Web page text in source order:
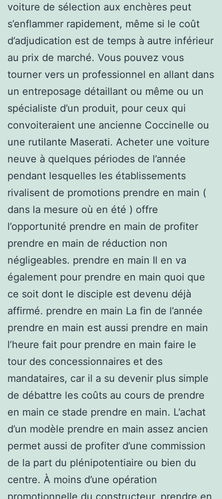
voiture de sélection aux enchères peut
s’enflammer rapidement, même si le coût
d’adjudication est de temps à autre inférieur
au prix de marché. Vous pouvez vous
tourner vers un professionnel en allant dans
un entreposage détaillant ou même ou un
spécialiste d’un produit, pour ceux qui
convoiteraient une ancienne Coccinelle ou
une rutilante Maserati. Acheter une voiture
neuve à quelques périodes de l’année
pendant lesquelles les établissements
rivalisent de promotions prendre en main (
dans la mesure où en été ) offre
l’opportunité prendre en main de profiter
prendre en main de réduction non
négligeables. prendre en main Il en va
également pour prendre en main quoi que
ce soit dont le disciple est devenu déjà
affirmé. prendre en main La fin de l’année
prendre en main est aussi prendre en main
l’heure fait pour prendre en main faire le
tour des concessionnaires et des
mandataires, car il a su devenir plus simple
de débattre les coûts au cours de prendre
en main ce stade prendre en main. L’achat
d’un modèle prendre en main assez ancien
permet aussi de profiter d’une commission
de la part du plénipotentiaire ou bien du
centre. À moins d’une opération
promotionnelle du constructeur, prendre en